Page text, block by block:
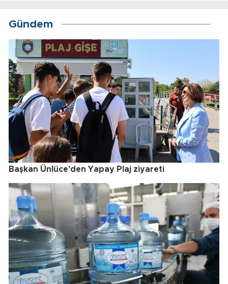
Gündem
Başkan Ünlüce'den Yapay Plaj ziyareti